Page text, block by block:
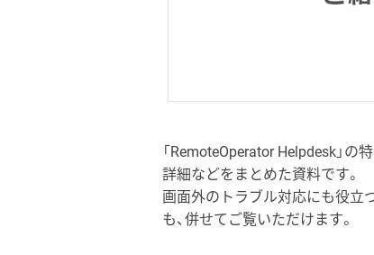
「RemoteOperator Helpdesk」
詳細などをまとめた資料です。
画面外のトラブル対応にも役立
も、併せてご覧いただけます。